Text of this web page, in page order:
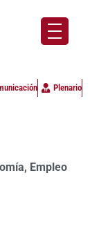
Plenario
Empleo
de Cáceres
de
edición del